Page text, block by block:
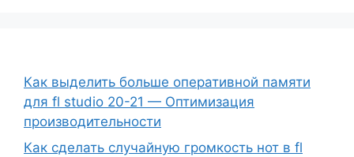
Как выделить больше оперативной памяти
для fl studio 20-21 — Оптимизация
производительности
Как сделать случайную громкость нот в fl